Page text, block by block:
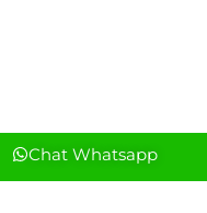
Chat Whatsapp